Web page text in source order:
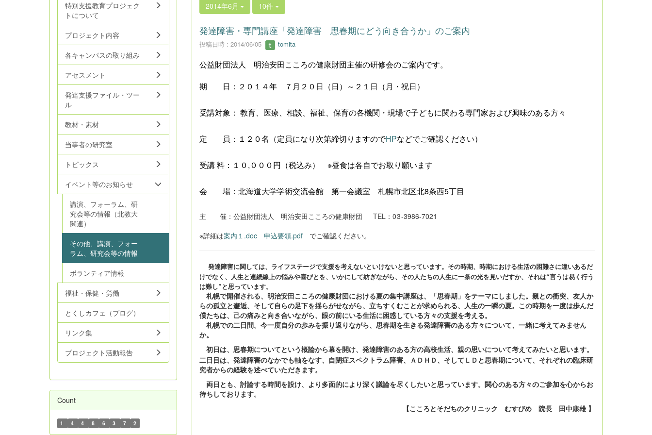
2014年6月 10件
発達障害・専門講座「発達障害 思春期にどう向き合うか」のご案内
投稿日時 : 2014/06/05 tomita
公益財団法人 明治安田こころの健康財団主催の研修会のご案内です。
期 日：２０１４年 ７月２０日（日）～２１日（月・祝日）
受講対象： 教育、医療、相談、福祉、保育の各機関・現場で子どもに関わる専門家および興味のある方々
定 員：１２０名 （定員になり次第締切りますのでHPなどでご確認ください）
受講 料：１０,０００円 （税込み） ※昼食は各自でお取り願います
会 場：北海道大学学術交流会館 第一会議室 札幌市北区北8条西5丁目
主 催：公益財団法人 明治安田こころの健康財団 TEL ： 03-3986-7021
※詳細は案内１.doc 申込要領.pdfでご確認ください。
発達障害に関しては、ライフステージで支援を考えないといけないと思っています。その時期、時期における生活の困難さに違いあるだ
けでなく、人生と連続線上の悩みや喜びとを、いかにして紡ぎながら、その人たちの人生に一条の光を見いだすか、それは“言うは易く行う
は難し”と思っています。
札幌で開催される、明治安田こころの健康財団における夏の集中講座は、「思春期」をテーマにしました。親との衝突、友人か
らの孤立と邂逅、そして自らの足下を揺らがせながら、立ちすくむことが求められる、人生の一瞬の夏。この時期を一度は歩んだ
僕たちは、己の痛みと向き合いながら、眼の前にいる生活に困惑している方々の支援を考える。
札幌での二日間。今一度自分の歩みを振り返りながら、思春期を生きる発達障害のある方々について、一緒に考えてみません
か。
初日は、思春期についてという概論から幕を開け、発達障害のある方の高校生活、親の思いについて考えてみたいと思います。
二日目は、発達障害のなかでも軸をなす、自閉症スペクトラム障害、ＡＤＨＤ、そしてＬＤと思春期について、それぞれの臨床研
究者からの経験を述べていただきます。
両日とも、討論する時間を設け、より多面的により深く議論を尽くしたいと思っています。関心のある方々のご参加を心からお
待ちしております。
【こころとそだちのクリニック むすびめ 院長 田中康雄 】
特別支援教育プロジェク
トについて
プロジェクト内容
各キャンパスの取り組み
アセスメント
発達支援ファイル・ツー
ル
教材・素材
当事者の研究室
トピックス
イベント等のお知らせ
講演、フォーラム、研
究会等の情報（北教大
関連）
その他、講演、フォー
ラム、研究会等の情報
ボランティア情報
福祉・保健・労働
とくしカフェ（ブログ）
リンク集
プロジェクト活動報告
Count
1 4 4 8 6 3 7 2